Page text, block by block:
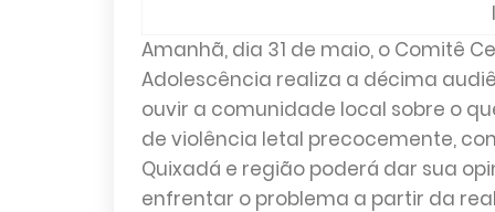
Amanhã, dia 31 de maio, o Comitê
Adolescência realiza a décima
ouvir a comunidade local sobre o
de violência letal precocemente,
Quixadá e região poderá dar sua
enfrentar o problema a partir da